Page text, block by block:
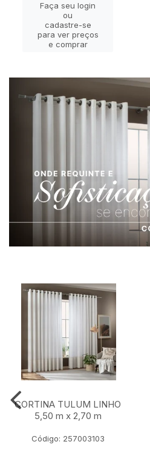
Faça seu login
ou
cadastre-se
para ver preços
e comprar
CORTINA TULUM LINHO
5,50 m x 2,70 m
Código: 257003103